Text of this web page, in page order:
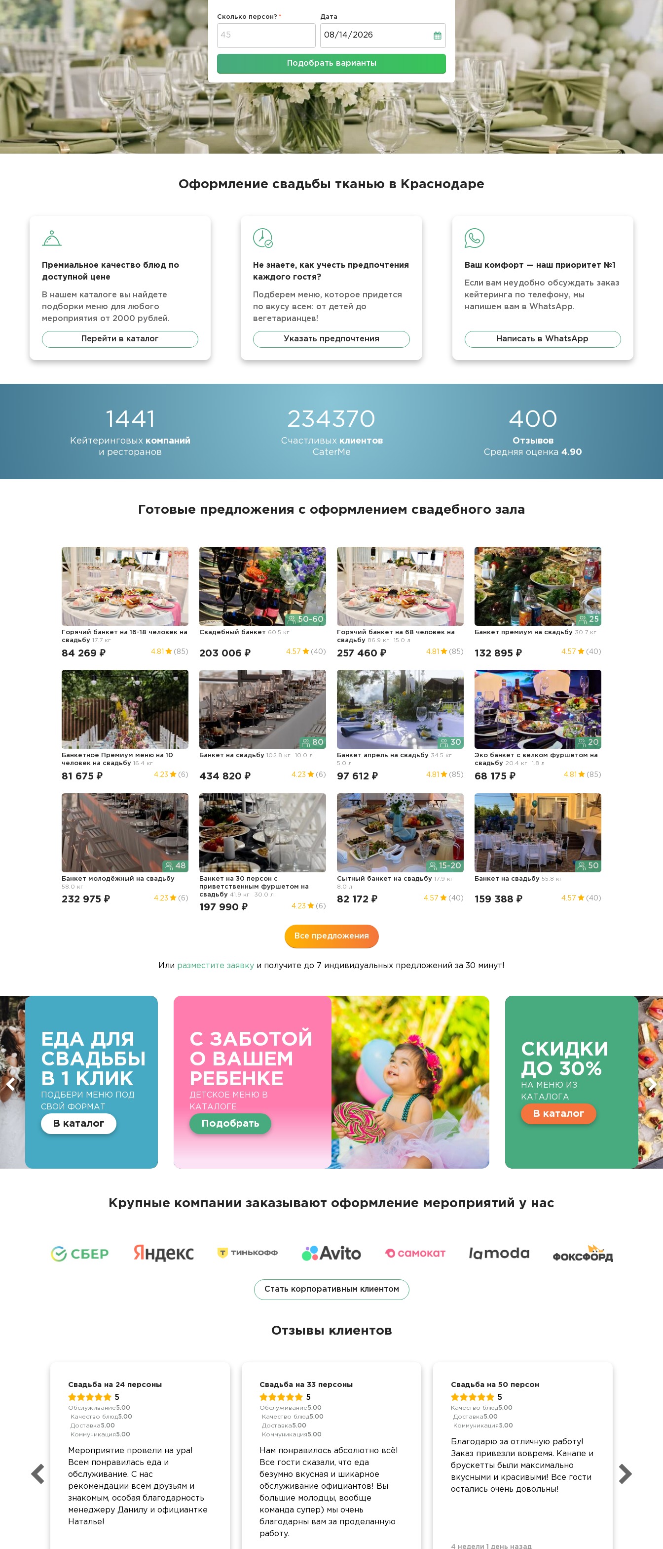
Сколько персон? Дата
Подобрать варианты
Оформление свадьбы тканью в Краснодаре
Премиальное качество блюд по
доступной цене
В нашем каталоге вы найдете
подборки меню для любого
мероприятия от 2000 рублей.
Перейти в каталог
Не знаете, как учесть предпочтения
каждого гостя?
Подберем меню, которое придется
по вкусу всем: от детей до
вегетарианцев!
Указать предпочтения
Ваш комфорт — наш приоритет №1
Если вам неудобно обсуждать заказ
кейтеринга по телефону, мы
напишем вам в WhatsApp.
Написать в WhatsApp
1441
Кейтеринговых компаний
и ресторанов
234370
Счастливых клиентов
CaterMe
400
Отзывов
Средняя оценка 4.90
Готовые предложения с оформлением свадебного зала
Горячий банкет на 16-18 человек на
свадьбу 17.7 кг
84 269 ₽ 4.81 (85)
50-60
Свадебный банкет 60.5 кг
203 006 ₽ 4.57 (40)
Горячий банкет на 68 человек на
свадьбу 86.9 кг 15.0 л
257 460 ₽ 4.81 (85)
25
Банкет премиум на свадьбу 30.7 кг
132 895 ₽ 4.57 (40)
Банкетное Премиум меню на 10
человек на свадьбу 16.4 кг
81 675 ₽ 4.23 (6)
80
Банкет на свадьбу 102.8 кг 10.0 л
434 820 ₽ 4.23 (6)
30
Банкет апрель на свадьбу 34.5 кг
5.0 л
97 612 ₽ 4.81 (85)
20
Эко банкет с велком фуршетом
на
свадьбу 20.4 кг 1.8 л
68 175 ₽ 4.81 (85)
48
Банкет молодёжный на свадьбу
58.0 кг
232 975 ₽ 4.23 (6)
Банкет на 30 персон с
приветственным фуршетом на
свадьбу 41.9 кг 30.0 л
197 990 ₽ 4.23 (6)
15-20
Сытный банкет на свадьбу 17.9 кг
8.0 л
82 172 ₽ 4.57 (40)
50
Банкет на свадьбу 55.8 кг
159 388 ₽ 4.57 (40)
Все предложения
Или разместите заявку и получите до 7 индивидуальных предложений за 30 минут!
ЕДА ДЛЯ
СВАДЬБЫ
В 1 КЛИК
ПОДБЕРИ МЕНЮ ПОД
СВОЙ ФОРМАТ
В каталог
С ЗАБОТОЙ
О ВАШЕМ
РЕБЕНКЕ
ДЕТСКОЕ МЕНЮ В
КАТАЛОГЕ
Подобрать
СКИДКИ
ДО 30%
НА МЕНЮ ИЗ
КАТАЛОГА
В каталог
Крупные компании заказывают оформление мероприятий у нас
Стать корпоративным клиентом
Отзывы клиентов
Свадьба на 24 персоны
5
Обслуживание5.00
Качество блюд5.00
Доставка5.00
Коммуникация5.00
Мероприятие провели на ура!
Всем понравилась еда и
обслуживание. С нас
рекомендации всем друзьям и
знакомым, особая благодарность
менеджеру Данилу и официантке
Наталье!
Свадьба на 33 персоны
5
Обслуживание5.00
Качество блюд5.00
Доставка5.00
Коммуникация5.00
Нам понравилось абсолютно всё!
Все гости сказали, что еда
безумно вкусная и шикарное
обслуживание официантов! Вы
большие молодцы, вообще
команда супер) мы очень
благодарны вам за проделанную
работу.
Свадьба на 50 персон
5
Качество блюд5.00
Доставка5.00
Коммуникация5.00
Благодарю за отличную работу!
Заказ привезли вовремя. Канапе и
брускетты были максимально
вкусными и красивыми! Все гости
остались очень довольны!
4 недели 1 день назад